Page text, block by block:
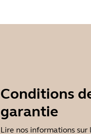
Conditions
garantie
Lire nos informations